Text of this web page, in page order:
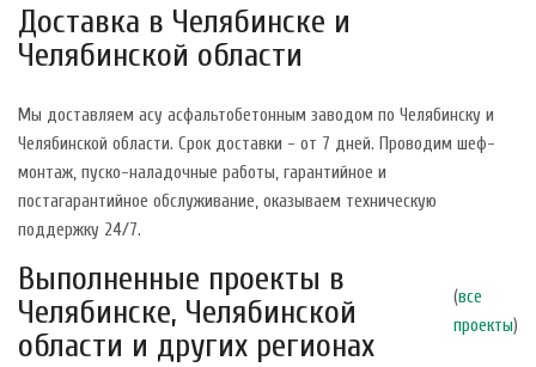
Доставка в Челябинске и
Челябинской области
Мы доставляем асу асфальтобетонным заводом по Челябинску и
Челябинской области. Срок доставки - от 7 дней. Проводим шеф-
монтаж, пуско-наладочные работы, гарантийное и
постагарантийное обслуживание, оказываем техническую
поддержку 24/7.
Выполненные проекты в
Челябинске, Челябинской
области и других регионах
(все
проекты)